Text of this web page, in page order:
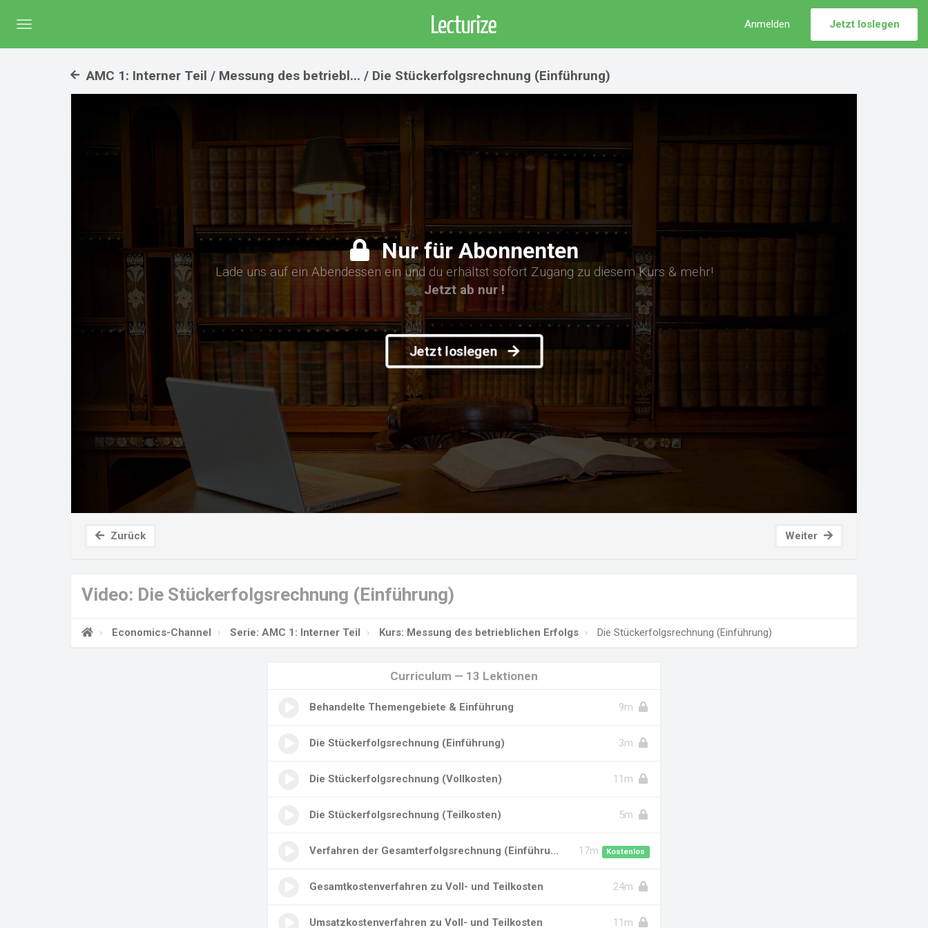
Menü
Jetzt loslegen
Anmelden
AMC 1: Interner Teil / Messung des betriebl... / Die Stückerfolgsrechnung (Einführung)
Nur für Abonnenten
Lade uns auf ein Abendessen ein und du erhältst sofort Zugang zu diesem Kurs & mehr!
Jetzt ab nur !
Jetzt loslegen
Zurück Weiter
Video: Die Stückerfolgsrechnung (Einführung)
Economics-Channel Serie: AMC 1: Interner Teil Kurs: Messung des betrieblichen Erfolgs Die Stückerfolgsrechnung (Einführung)
Curriculum — 13 Lektionen
Behandelte Themengebiete & Einführung 9m
Die Stückerfolgsrechnung (Einführung) 3m
Die Stückerfolgsrechnung (Vollkosten) 11m
Die Stückerfolgsrechnung (Teilkosten) 5m
Verfahren der Gesamterfolgsrechnung (Einführu... Kostenlos
17m
Gesamtkostenverfahren zu Voll- und Teilkosten 24m
Umsatzkostenverfahren zu Voll- und Teilkosten 11m